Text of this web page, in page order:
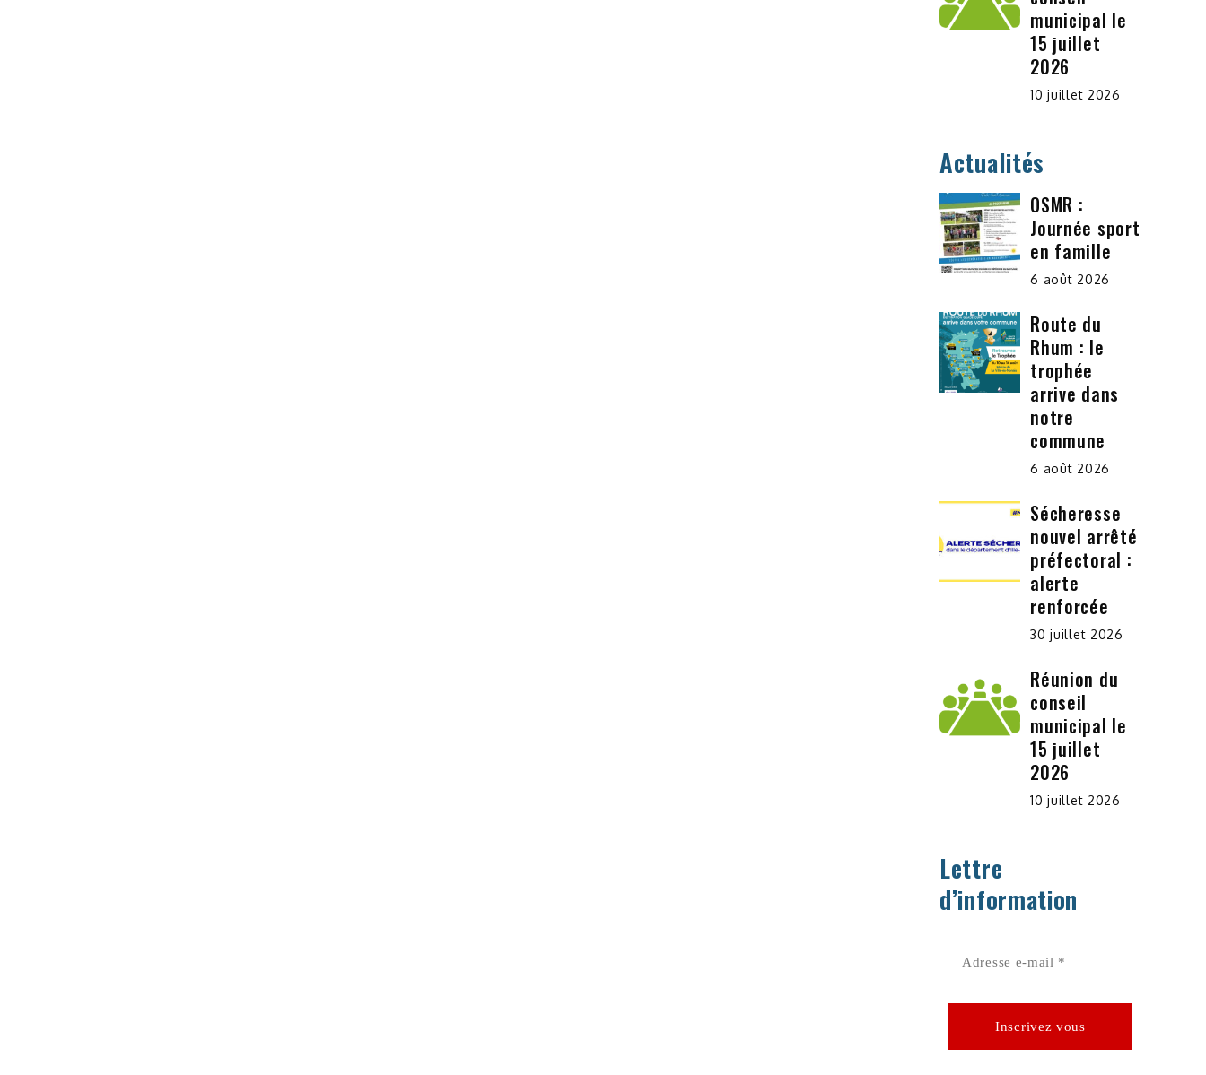
municipal le
15 juillet
2026
10 juillet 2026
Actualités
OSMR :
Journée sport
en famille
6 août 2026
Route du
Rhum : le
trophée
arrive dans
notre
commune
6 août 2026
Sécheresse
nouvel arrêté
préfectoral :
alerte
renforcée
30 juillet 2026
Réunion du
conseil
municipal le
15 juillet
2026
10 juillet 2026
Lettre
d’information